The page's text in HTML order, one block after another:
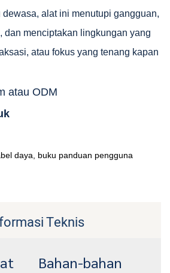
alat ini menutupi gangguan,
dan menciptakan lingkungan yang
atau fokus yang tenang kapan
atau ODM
daya, buku panduan pengguna
Teknis
Bahan-bahan